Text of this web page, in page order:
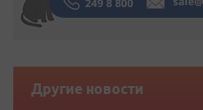
Другие новости